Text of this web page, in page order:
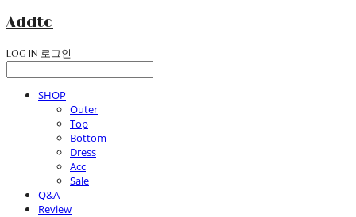
Addto
LOG IN 로그인
SHOP
Outer
Top
Bottom
Dress
Acc
Sale
Q&A
Review